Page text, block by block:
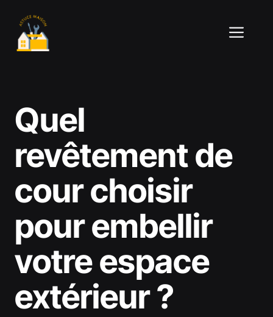
contenu
Quel
revêtement de
cour choisir
pour embellir
votre espace
extérieur ?